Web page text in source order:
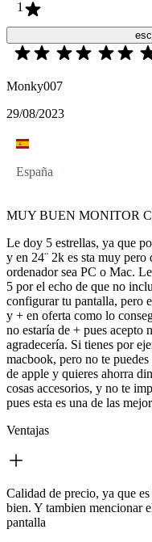
1
Monky007
29/08/2023
España
MUY BUEN MONITOR
Le doy 5 estrellas, ya que
y en 24¨ 2k es sta muy
ordenador sea PC o Mac.
5 por el echo de que no
configurar tu pantalla, pero
y + en oferta como lo
no estaría de + pues acepto
agradecería. Si tienes por
macbook, pero no te
de apple y quieres ahorra
cosas accesorios, y no te
pues esta es una de las
Ventajas
Calidad de precio, ya que
bien. Y tambien mencionar
pantalla